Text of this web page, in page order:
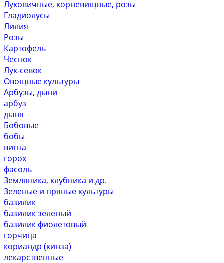
Луковичные, корневищные, розы
Гладиолусы
Лилия
Розы
Картофель
Чеснок
Лук-севок
Овощные культуры
Арбузы, дыни
арбуз
дыня
Бобовые
бобы
вигна
горох
фасоль
Земляника, клубника и др.
Зеленые и пряные культуры
базилик
базилик зеленый
базилик фиолетовый
горчица
кориандр (кинза)
лекарственные